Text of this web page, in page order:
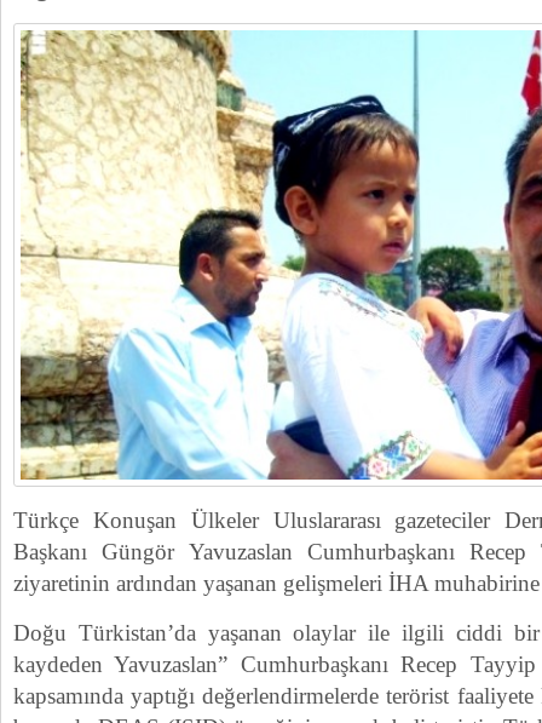
Türkçe Konuşan Ülkeler Uluslararası gazeteciler
Başkanı Güngör Yavuzaslan Cumhurbaşkanı
ziyaretinin ardından yaşanan gelişmeleri İHA
Doğu Türkistan’da yaşanan olaylar ile ilgili ciddi
kaydeden Yavuzaslan” Cumhurbaşkanı Recep
kapsamında yaptığı değerlendirmelerde terörist faaliyete